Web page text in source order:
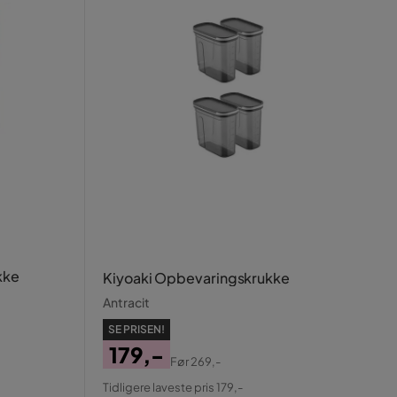
Kiyoaki Opbevaringskrukke
Antracit
SE PRISEN!
Pris
179,-
Original
Før269,-
Tidligere laveste pris 179,-